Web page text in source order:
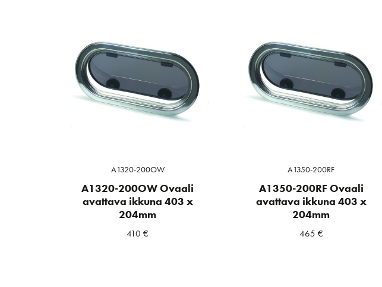
A1320-200OW
A1320-200OW Ovaali
avattava ikkuna 403 x
204mm
410€
A1350-200RF
A1350-200RF Ovaali
avattava ikkuna 403 x
204mm
465 €